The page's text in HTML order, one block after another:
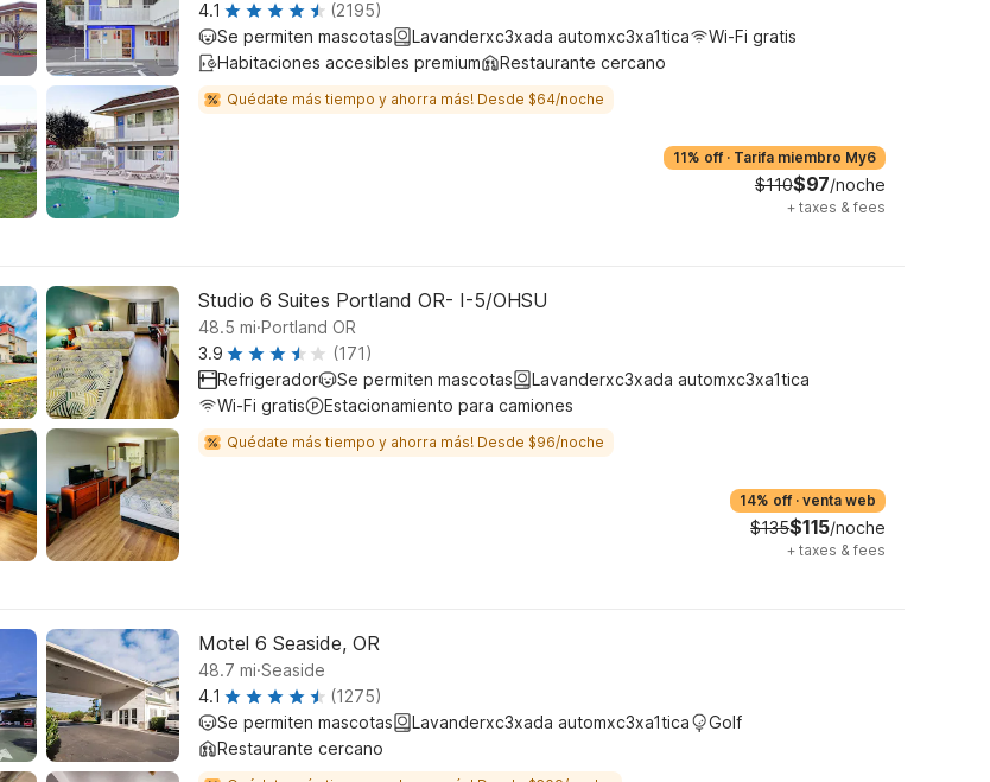
4.1
(2195)
Se permiten mascotas
Lavanderxc3xada automxc3xa1tica
Wi-Fi gratis
Habitaciones accesibles premium
Restaurante cercano
Quédate más tiempo y ahorra más! Desde $64/noche
11% off · Tarifa miembro My6
$110$97/noche
+ taxes & fees
Studio 6 Suites Portland OR- I-5/OHSU
48.5 mi.Portland OR
3.9
(171)
Refrigerador
Se permiten mascotas
Lavanderxc3xada automxc3xa1tica
Wi-Fi gratis
Estacionamiento para camiones
Quédate más tiempo y ahorra más! Desde $96/noche
14% off · venta web
$135$115/noche
+ taxes & fees
Motel 6 Seaside, OR
48.7 mi.Seaside
4.1
(1275)
Se permiten mascotas
Lavanderxc3xada automxc3xa1tica
Golf
Restaurante cercano